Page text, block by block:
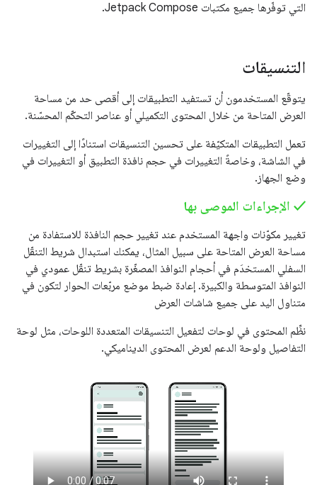
التي توفّرها جميع مكتبات Jetpack Compose.
التنسيقات
يتوقّع المستخدمون أن تستفيد التطبيقات إلى أقصى حد من مساحة
العرض المتاحة من خلال المحتوى التكميلي أو عناصر التحكّم المحسّنة.
تعمل التطبيقات المتكيّفة على تحسين التنسيقات استنادًا إلى التغييرات
في الشاشة، وخاصةً التغييرات في حجم نافذة التطبيق أو التغييرات في
وضع الجهاز.
‫✓ الإجراءات الموصى بها
تغيير مكوّنات واجهة المستخدم عند تغيير حجم النافذة للاستفادة من
مساحة العرض المتاحة على سبيل المثال، يمكنك استبدال شريط التنقّل
السفلي المستخدَم في أحجام النوافذ المصغّرة بشريط تنقّل عمودي في
النوافذ المتوسطة والكبيرة. إعادة ضبط موضع مربّعات الحوار لتكون في
متناول اليد على جميع شاشات العرض
نظِّم المحتوى في لوحات لتفعيل التنسيقات المتعددة اللوحات، مثل لوحة
التفاصيل ولوحة الدعم لعرض المحتوى الديناميكي.